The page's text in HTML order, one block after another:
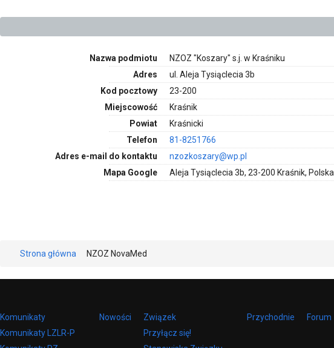
Nazwa podmiotu
NZOZ "Koszary" s.j. w Kraśniku
Adres
ul. Aleja Tysiąclecia 3b
Kod pocztowy
23-200
Miejscowość
Kraśnik
Powiat
Kraśnicki
Telefon
81-8251766
Adres e-mail do kontaktu
nzozkoszary@wp.pl
Mapa Google
Aleja Tysiąclecia 3b, 23-200 Kraśnik, Polska
Strona główna NZOZ NovaMed
Komunikaty
Komunikaty LZLR-P
Nowości
Związek
Przyłącz się!
Przychodnie Forum